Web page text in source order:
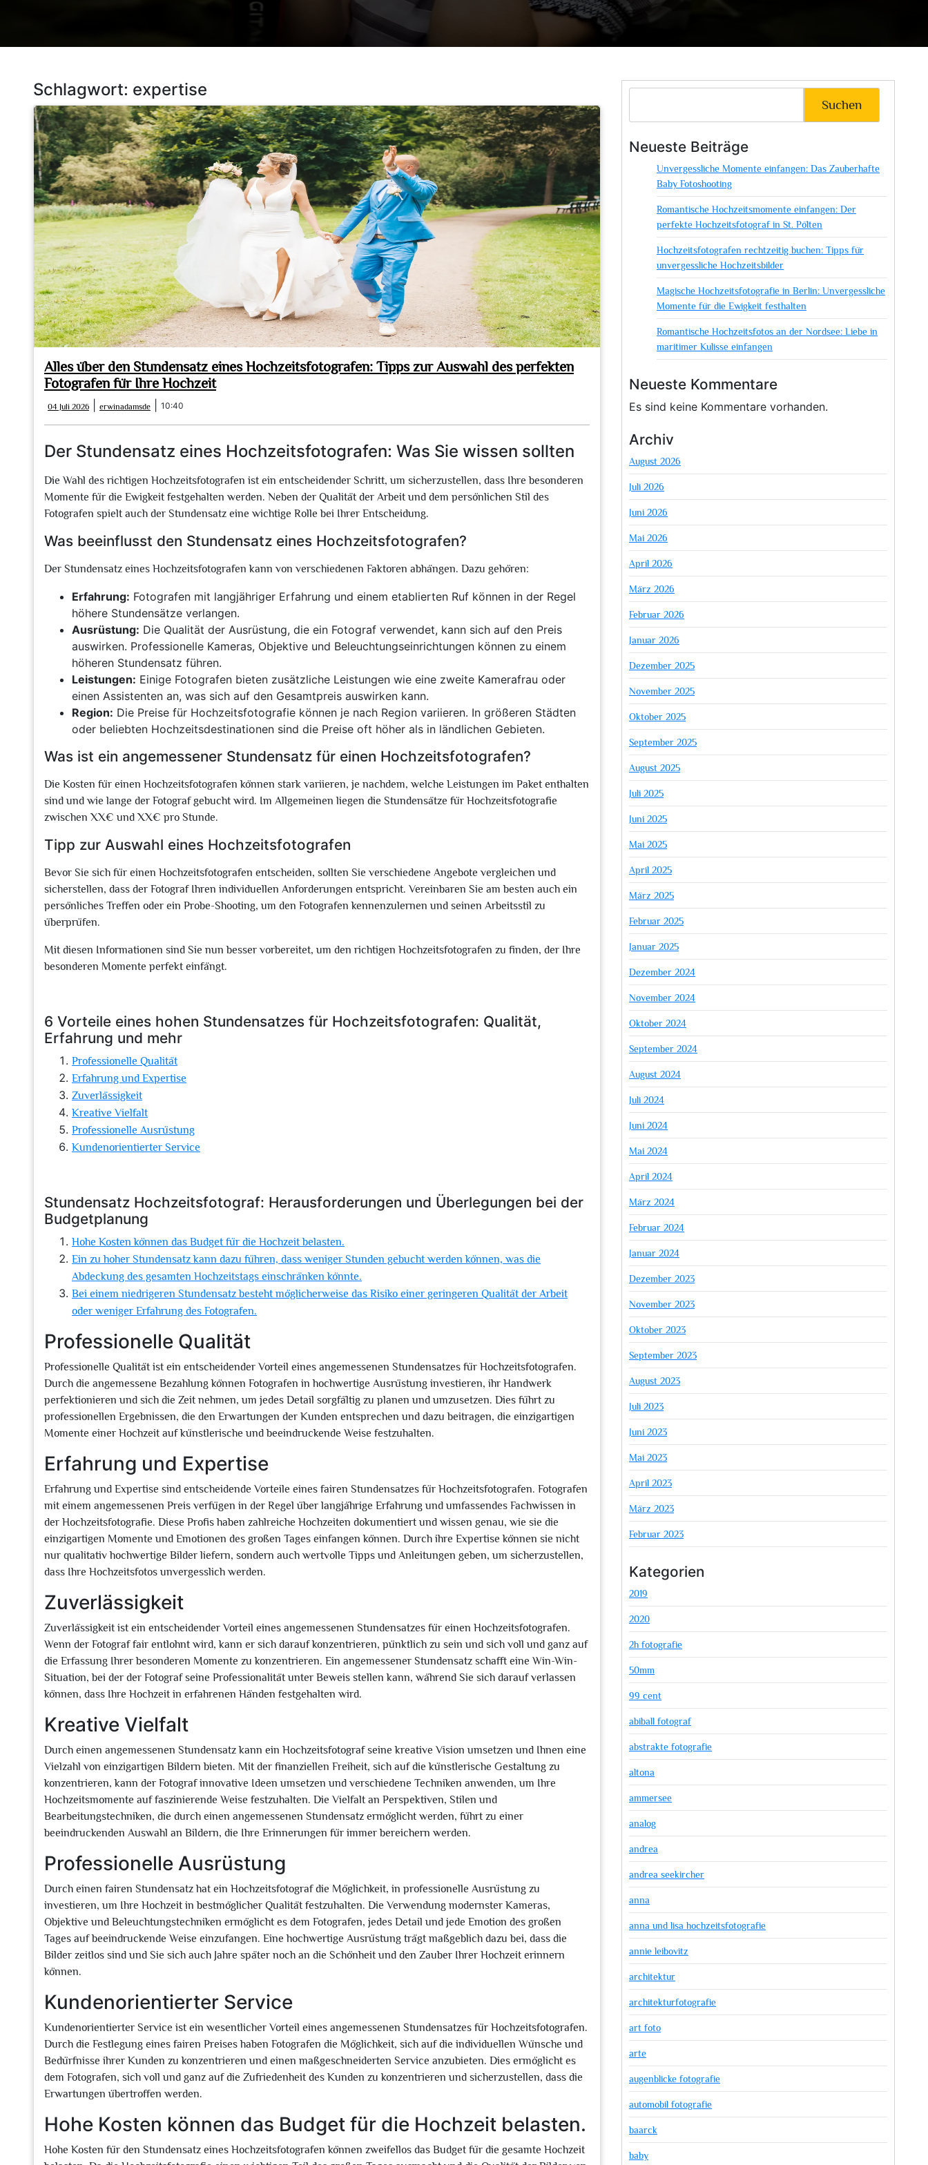
Schlagwort: expertise
Alles über den Stundensatz eines Hochzeitsfotografen: Tipps zur Auswahl des perfekten
Fotografen für Ihre Hochzeit
04 Juli 2026
Juli
2026
erwinadamsde erwinadamsde
10:40
Der Stundensatz eines Hochzeitsfotografen: Was Sie wissen sollten
Die Wahl des richtigen Hochzeitsfotografen ist ein entscheidender Schritt, um sicherzustellen, dass Ihre besonderen
Momente für die Ewigkeit festgehalten werden. Neben der Qualität der Arbeit und dem persönlichen Stil des
Fotografen spielt auch der Stundensatz eine wichtige Rolle bei Ihrer Entscheidung.
Was beeinflusst den Stundensatz eines Hochzeitsfotografen?
Der Stundensatz eines Hochzeitsfotografen kann von verschiedenen Faktoren abhängen. Dazu gehören:
Erfahrung: Fotografen mit langjähriger Erfahrung und einem etablierten Ruf können in der Regel
höhere Stundensätze verlangen.
Ausrüstung: Die Qualität der Ausrüstung, die ein Fotograf verwendet, kann sich auf den Preis
auswirken. Professionelle Kameras, Objektive und Beleuchtungseinrichtungen können zu einem
höheren Stundensatz führen.
Leistungen: Einige Fotografen bieten zusätzliche Leistungen wie eine zweite Kamerafrau oder
einen Assistenten an, was sich auf den Gesamtpreis auswirken kann.
Region: Die Preise für Hochzeitsfotografie können je nach Region variieren. In größeren Städten
oder beliebten Hochzeitsdestinationen sind die Preise oft höher als in ländlichen Gebieten.
Was ist ein angemessener Stundensatz für einen Hochzeitsfotografen?
Die Kosten für einen Hochzeitsfotografen können stark variieren, je nachdem, welche Leistungen im Paket enthalten
sind und wie lange der Fotograf gebucht wird. Im Allgemeinen liegen die Stundensätze für Hochzeitsfotografie
zwischen XX€ und XX€ pro Stunde.
Tipp zur Auswahl eines Hochzeitsfotografen
Bevor Sie sich für einen Hochzeitsfotografen entscheiden, sollten Sie verschiedene Angebote vergleichen und
sicherstellen, dass der Fotograf Ihren individuellen Anforderungen entspricht. Vereinbaren Sie am besten auch ein
persönliches Treffen oder ein Probe-Shooting, um den Fotografen kennenzulernen und seinen Arbeitsstil zu
überprüfen.
Mit diesen Informationen sind Sie nun besser vorbereitet, um den richtigen Hochzeitsfotografen zu finden, der Ihre
besonderen Momente perfekt einfängt.
6 Vorteile eines hohen Stundensatzes für Hochzeitsfotografen: Qualität,
Erfahrung und mehr
Professionelle Qualität
Erfahrung und Expertise
Zuverlässigkeit
Kreative Vielfalt
Professionelle Ausrüstung
Kundenorientierter Service
Stundensatz Hochzeitsfotograf: Herausforderungen und Überlegungen bei der
Budgetplanung
Hohe Kosten können das Budget für die Hochzeit belasten.
Ein zu hoher Stundensatz kann dazu führen, dass weniger Stunden gebucht werden können, was die
Abdeckung des gesamten Hochzeitstags einschränken könnte.
Bei einem niedrigeren Stundensatz besteht möglicherweise das Risiko einer geringeren Qualität der Arbeit
oder weniger Erfahrung des Fotografen.
Professionelle Qualität
Professionelle Qualität ist ein entscheidender Vorteil eines angemessenen Stundensatzes für Hochzeitsfotografen.
Durch die angemessene Bezahlung können Fotografen in hochwertige Ausrüstung investieren, ihr Handwerk
perfektionieren und sich die Zeit nehmen, um jedes Detail sorgfältig zu planen und umzusetzen. Dies führt zu
professionellen Ergebnissen, die den Erwartungen der Kunden entsprechen und dazu beitragen, die einzigartigen
Momente einer Hochzeit auf künstlerische und beeindruckende Weise festzuhalten.
Erfahrung und Expertise
Erfahrung und Expertise sind entscheidende Vorteile eines fairen Stundensatzes für Hochzeitsfotografen. Fotografen
mit einem angemessenen Preis verfügen in der Regel über langjährige Erfahrung und umfassendes Fachwissen in
der Hochzeitsfotografie. Diese Profis haben zahlreiche Hochzeiten dokumentiert und wissen genau, wie sie die
einzigartigen Momente und Emotionen des großen Tages einfangen können. Durch ihre Expertise können sie nicht
nur qualitativ hochwertige Bilder liefern, sondern auch wertvolle Tipps und Anleitungen geben, um sicherzustellen,
dass Ihre Hochzeitsfotos unvergesslich werden.
Zuverlässigkeit
Zuverlässigkeit ist ein entscheidender Vorteil eines angemessenen Stundensatzes für einen Hochzeitsfotografen.
Wenn der Fotograf fair entlohnt wird, kann er sich darauf konzentrieren, pünktlich zu sein und sich voll und ganz auf
die Erfassung Ihrer besonderen Momente zu konzentrieren. Ein angemessener Stundensatz schafft eine Win-Win-
Situation, bei der der Fotograf seine Professionalität unter Beweis stellen kann, während Sie sich darauf verlassen
können, dass Ihre Hochzeit in erfahrenen Händen festgehalten wird.
Kreative Vielfalt
Durch einen angemessenen Stundensatz kann ein Hochzeitsfotograf seine kreative Vision umsetzen und Ihnen eine
Vielzahl von einzigartigen Bildern bieten. Mit der finanziellen Freiheit, sich auf die künstlerische Gestaltung zu
konzentrieren, kann der Fotograf innovative Ideen umsetzen und verschiedene Techniken anwenden, um Ihre
Hochzeitsmomente auf faszinierende Weise festzuhalten. Die Vielfalt an Perspektiven, Stilen und
Bearbeitungstechniken, die durch einen angemessenen Stundensatz ermöglicht werden, führt zu einer
beeindruckenden Auswahl an Bildern, die Ihre Erinnerungen für immer bereichern werden.
Professionelle Ausrüstung
Durch einen fairen Stundensatz hat ein Hochzeitsfotograf die Möglichkeit, in professionelle Ausrüstung zu
investieren, um Ihre Hochzeit in bestmöglicher Qualität festzuhalten. Die Verwendung modernster Kameras,
Objektive und Beleuchtungstechniken ermöglicht es dem Fotografen, jedes Detail und jede Emotion des großen
Tages auf beeindruckende Weise einzufangen. Eine hochwertige Ausrüstung trägt maßgeblich dazu bei, dass die
Bilder zeitlos sind und Sie sich auch Jahre später noch an die Schönheit und den Zauber Ihrer Hochzeit erinnern
können.
Kundenorientierter Service
Kundenorientierter Service ist ein wesentlicher Vorteil eines angemessenen Stundensatzes für Hochzeitsfotografen.
Durch die Festlegung eines fairen Preises haben Fotografen die Möglichkeit, sich auf die individuellen Wünsche und
Bedürfnisse ihrer Kunden zu konzentrieren und einen maßgeschneiderten Service anzubieten. Dies ermöglicht es
dem Fotografen, sich voll und ganz auf die Zufriedenheit des Kunden zu konzentrieren und sicherzustellen, dass die
Erwartungen übertroffen werden.
Hohe Kosten können das Budget für die Hochzeit belasten.
Hohe Kosten für den Stundensatz eines Hochzeitsfotografen können zweifellos das Budget für die gesamte Hochzeit
Suchen
Neueste Beiträge
Unvergessliche Momente einfangen: Das Zauberhafte
Baby Fotoshooting
Romantische Hochzeitsmomente einfangen: Der
perfekte Hochzeitsfotograf in St. Pölten
Hochzeitsfotografen rechtzeitig buchen: Tipps für
unvergessliche Hochzeitsbilder
Magische Hochzeitsfotografie in Berlin: Unvergessliche
Momente für die Ewigkeit festhalten
Romantische Hochzeitsfotos an der Nordsee: Liebe in
maritimer Kulisse einfangen
Neueste Kommentare
Es sind keine Kommentare vorhanden.
Archiv
August 2026
Juli 2026
Juni 2026
Mai 2026
April 2026
März 2026
Februar 2026
Januar 2026
Dezember 2025
November 2025
Oktober 2025
September 2025
August 2025
Juli 2025
Juni 2025
Mai 2025
April 2025
März 2025
Februar 2025
Januar 2025
Dezember 2024
November 2024
Oktober 2024
September 2024
August 2024
Juli 2024
Juni 2024
Mai 2024
April 2024
März 2024
Februar 2024
Januar 2024
Dezember 2023
November 2023
Oktober 2023
September 2023
August 2023
Juli 2023
Juni 2023
Mai 2023
April 2023
März 2023
Februar 2023
Kategorien
2019
2020
2h fotografie
50mm
99 cent
abiball fotograf
abstrakte fotografie
altona
ammersee
analog
andrea
andrea seekircher
anna
anna und lisa hochzeitsfotografie
annie leibovitz
architektur
architekturfotografie
art foto
arte
augenblicke fotografie
automobil fotografie
baarck
baby